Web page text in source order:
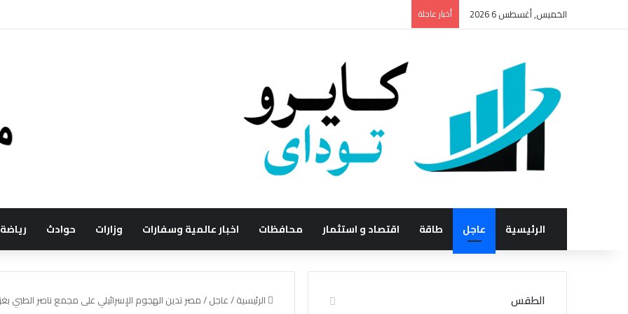
الخميس, أغسطس 6 2026 أخبار عاجلة
الرئيسية عاجل طاقة اقتصاد و استثمار محافظات اخبار عالمية وسفارات وزارات حوادث رياضة
الرئيسية/عاجل/مصر تدين الهجوم الإسرائيلي على مجمع ناصر الطبي
الطقس